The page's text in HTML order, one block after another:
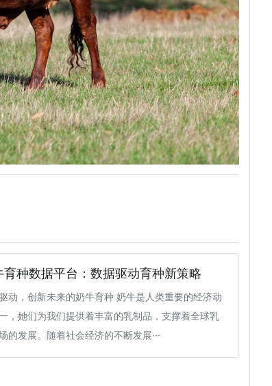
育种数据平台：数据驱动育种新策略
动，创新未来的奶牛育种 奶牛是人类重要的经济动
，她们为我们提供着丰富的乳制品，支撑着全球乳
的发展。随着社会经济的不断发展···